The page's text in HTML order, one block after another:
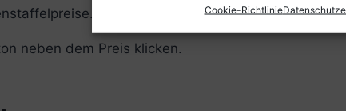
Cookie-Richtlinie
neben dem Preis klicken.